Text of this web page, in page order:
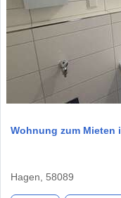
Wohnung zum Mieten
Hagen, 58089